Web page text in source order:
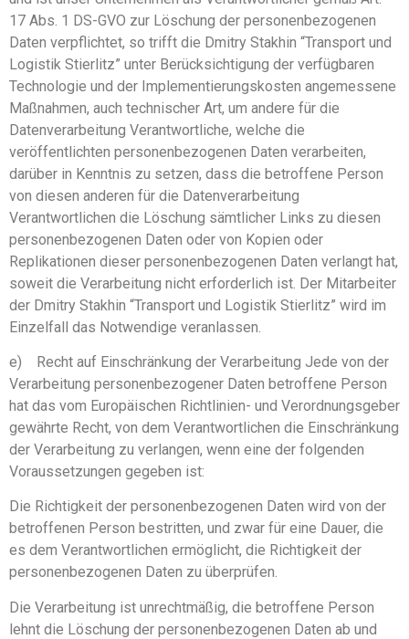
17 Abs. 1 DS-GVO zur Löschung der personenbezogenen
Daten verpflichtet, so trifft die Dmitry Stakhin “Transport und
Logistik Stierlitz” unter Berücksichtigung der verfügbaren
Technologie und der Implementierungskosten angemessene
Maßnahmen, auch technischer Art, um andere für die
Datenverarbeitung Verantwortliche, welche die
veröffentlichten personenbezogenen Daten verarbeiten,
darüber in Kenntnis zu setzen, dass die betroffene Person
von diesen anderen für die Datenverarbeitung
Verantwortlichen die Löschung sämtlicher Links zu diesen
personenbezogenen Daten oder von Kopien oder
Replikationen dieser personenbezogenen Daten verlangt hat,
soweit die Verarbeitung nicht erforderlich ist. Der Mitarbeiter
der Dmitry Stakhin “Transport und Logistik Stierlitz” wird im
Einzelfall das Notwendige veranlassen.
e) Recht auf Einschränkung der Verarbeitung Jede von der
Verarbeitung personenbezogener Daten betroffene Person
hat das vom Europäischen Richtlinien- und Verordnungsgeber
gewährte Recht, von dem Verantwortlichen die Einschränkung
der Verarbeitung zu verlangen, wenn eine der folgenden
Voraussetzungen gegeben ist:
Die Richtigkeit der personenbezogenen Daten wird von der
betroffenen Person bestritten, und zwar für eine Dauer, die
es dem Verantwortlichen ermöglicht, die Richtigkeit der
personenbezogenen Daten zu überprüfen.
Die Verarbeitung ist unrechtmäßig, die betroffene Person
lehnt die Löschung der personenbezogenen Daten ab und